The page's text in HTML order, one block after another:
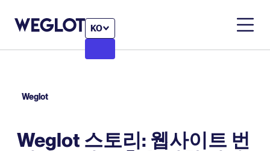
KO
Weglot
Weglot 스토리: 웹사이트 번